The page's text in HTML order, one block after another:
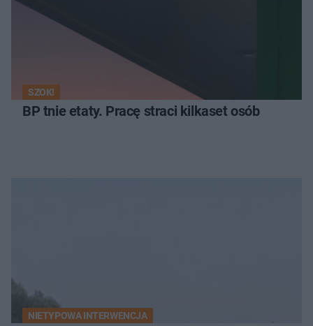
SZOK!
BP tnie etaty. Pracę straci kilkaset osób
NIETYPOWA INTERWENCJA